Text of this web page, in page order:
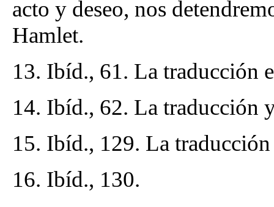
acto y deseo, nos
Hamlet.
13. Ibíd., 61. La traducción
14. Ibíd., 62. La traducción
15. Ibíd., 129. La
16. Ibíd., 130.